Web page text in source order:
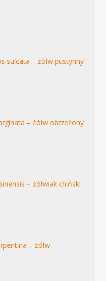
sulcata – żółw pustynny
– żółw obrzeżony
– żółwiak chiński
– żółw